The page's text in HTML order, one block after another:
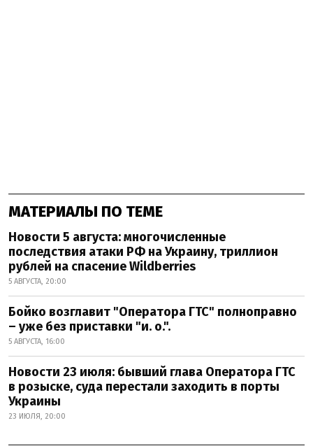
МАТЕРИАЛЫ ПО ТЕМЕ
Новости 5 августа: многочисленные
последствия атаки РФ на Украину, триллион
рублей на спасение Wildberries
5 АВГУСТА, 20:00
Бойко возглавит "Оператора ГТС" полноправно
– уже без приставки "и. о.".
5 АВГУСТА, 16:00
Новости 23 июля: бывший глава Оператора ГТС
в розыске, суда перестали заходить в порты
Украины
23 ИЮЛЯ, 20:00